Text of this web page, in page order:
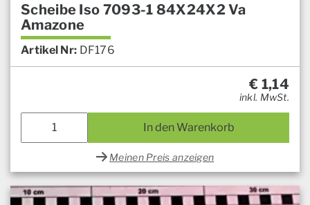
Scheibe Iso 7093-1 84X24X2 Va
Amazone
Artikel Nr: DF176
€ 1,14
inkl. MwSt.
In den Warenkorb
Meinen Preis anzeigen